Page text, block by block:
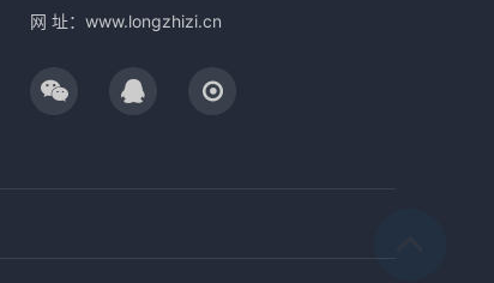
网 址：www.longzhizi.cn